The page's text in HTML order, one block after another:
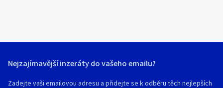
Nejzajímavější inzeráty do vašeho emailu?
Zadejte vaši emailovou adresu a přidejte se k odběru těch nejlepších